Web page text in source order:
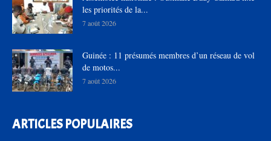
les priorités de la...
7 août 2026
Guinée : 11 présumés membres d’un réseau de vol
de motos...
7 août 2026
ARTICLES POPULAIRES